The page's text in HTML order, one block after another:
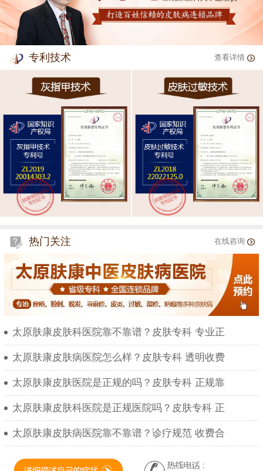
专利技术 查看详情
热门关注 在线咨询
太原肤康皮肤科医院靠不靠谱？皮肤专科 专业正
太原肤康皮肤病医院怎么样？皮肤专科 透明收费
太原肤康皮肤医院是正规的吗？皮肤专科 正规靠
太原肤康皮肤科医院是正规医院吗？皮肤专科 正
太原肤康皮肤病医院靠不靠谱？诊疗规范 收费合